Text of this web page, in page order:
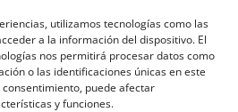
utilizamos tecnologías como las
a la información del dispositivo. El
nos permitirá procesar datos como
o las identificaciones únicas en este
puede afectar
y funciones.